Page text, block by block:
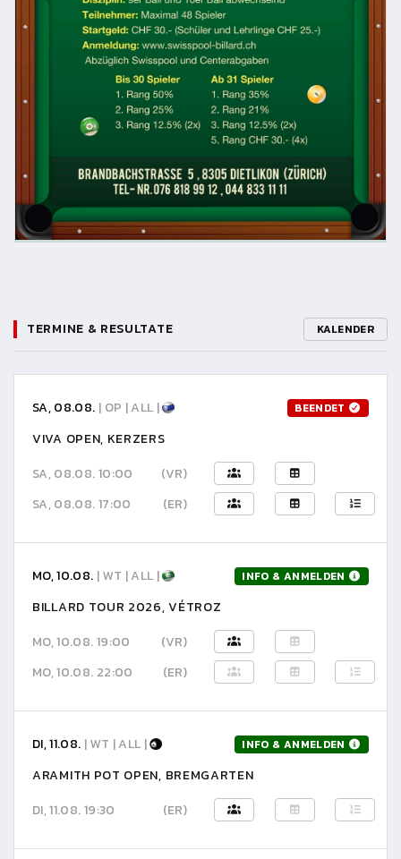
TERMINE & RESULTATE KALENDER
SA, 08.08. | OP | ALL | BEENDET
VIVA OPEN, KERZERS
SA, 08.08. 10:00
(VR)
SA, 08.08. 17:00
(ER)
MO, 10.08. | WT | ALL | INFO & ANMELDEN
BILLARD TOUR 2026, VÉTROZ
MO, 10.08. 19:00
(VR)
MO, 10.08. 22:00
(ER)
DI, 11.08. | WT | ALL | INFO & ANMELDEN
ARAMITH POT OPEN, BREMGARTEN
DI, 11.08. 19:30
(ER)